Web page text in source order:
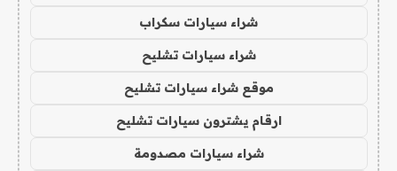
شراء سيارات سكراب
شراء سيارات تشليح
موقع شراء سيارات تشليح
ارقام يشترون سيارات تشليح
شراء سيارات مصدومة